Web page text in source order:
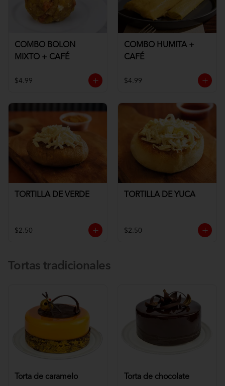
COMBO BOLON
MIXTO + CAFÉ
$4.99
COMBO HUMITA +
CAFÉ
$4.99
TORTILLA DE VERDE
$2.50
TORTILLA DE YUCA
$2.50
Tortas tradicionales
Torta de caramelo Torta de chocolate